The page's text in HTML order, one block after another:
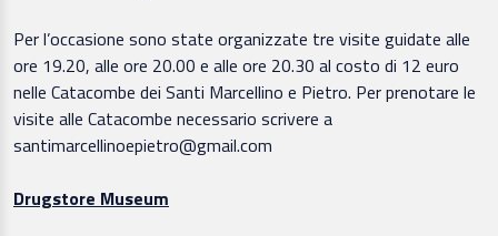
Per l’occasione sono state organizzate tre visite guidate alle
ore 19.20, alle ore 20.00 e alle ore 20.30 al costo di 12 euro
nelle Catacombe dei Santi Marcellino e Pietro. Per prenotare le
visite alle Catacombe necessario scrivere a
santimarcellinoepietro@gmail.com
Drugstore Museum